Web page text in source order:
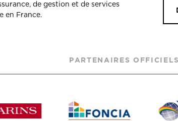
de gestion et de services
en France.
PARTENAIRES OFFICIELS